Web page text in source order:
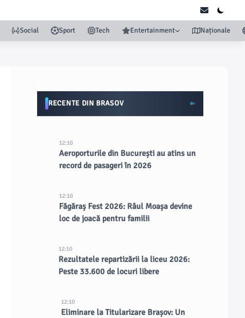
Social Sport Tech Entertainment Naționale
RECENTE DIN BRASOV
12:10
Aeroporturile din București au atins un
record de pasageri în 2026
12:10
Făgăraș Fest 2026: Râul Moașa devine
loc de joacă pentru familii
12:10
Rezultatele repartizării la liceu 2026:
Peste 33.600 de locuri libere
12:10
Eliminare la Titularizare Brașov: Un